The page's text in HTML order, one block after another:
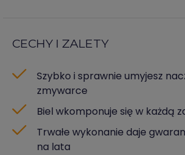
CECHY I ZALETY
Szybko i sprawnie umyjesz
zmywarce
Biel wkomponuje się w każdą
Trwałe wykonanie daje
na lata